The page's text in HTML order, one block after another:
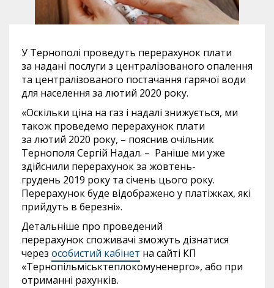
У Тернополі проведуть перерахунок плати
за надані послуги з централізованого опалення
та централізованого постачання гарячої води
для населення за лютий 2020 року.
«Оскільки ціна на газ і надалі знижується, ми
також проведемо перерахунок плати
за лютий 2020 року, – пояснив очільник
Тернополя Сергій Надал. – Раніше ми уже
здійснили перерахунок за жовтень-
грудень 2019 року та січень цього року.
Перерахунок буде відображено у платіжках, які
прийдуть в березні».
Детальніше про проведений
перерахунок споживачі зможуть дізнатися
через особистий кабінет на сайті КП
«Тернопільміськтеплокомуненерго», або при
отриманні рахунків.